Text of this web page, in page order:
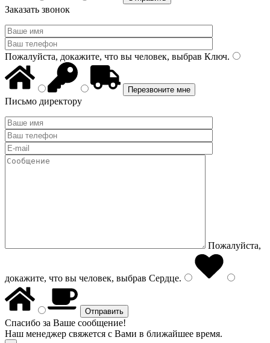
Заказать звонок
Пожалуйста, докажите, что вы человек, выбрав Ключ.
Письмо директору
Пожалуйста,
докажите, что вы человек, выбрав Сердце.
Спасибо за Ваше сообщение!
Наш менеджер свяжется с Вами в ближайшее время.